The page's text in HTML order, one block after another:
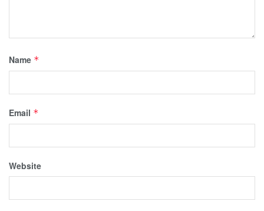
Name *
Email *
Website